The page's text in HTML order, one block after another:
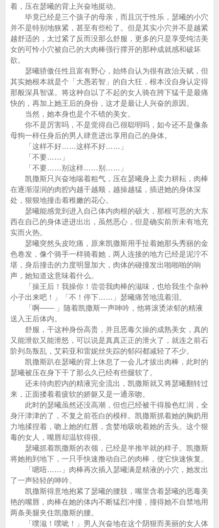
着，压在瑟曦的背上兴奋地挺动。
毕竟已经是三个孩子的母亲，而且沉于性乐，瑟曦的小穴
并不是特别地狭紧，甚至有些松了。但是其实小穴并不是越紧
越舒适的，太过紧了反而没那么舒服，更多的只是享受纯洁美
女的可怜小穴被自己的大肉棒强行撑开的那种成就感和破坏
欲。
瑟曦骄傲任性且富有野心，始终自认为很有政治天赋，但
其实她根本就是个「大愚若智」的自大狂，根本没自身认定得
那般深具智谋。将这种自以了不起的女人骑在胯下猛干是最痛
快的，再加上她王后的身份，这才是最让人兴奋的原因。
当然，她本身也是个不错的美女。
你不是厉害吗，不是觉得自己很聪明吗，如今还不是像条
母狗一样任身后的男人肆意进出享用自己的身体。
「这样不好……这样不好……」
「不要……」
「不要……别这样……别……」
凯撒斯只兴奋地喘着粗气，压在瑟曦身上卖力耕耘，肉棒
在逐渐湿润的肉腔内越干越顺，越操越猛，插进她的身体深
处，狠狠地撞击着稚嫩的花心。
瑟曦能感觉到进入自己体内肉根的硕大，那根可恶的大东
西在自己的身体进进出出，虽然恶心，但是确实前所未有地充
实而火热。
瑟曦突然头皮吃痛，原来凯撒斯用手扯着她那头秀丽的金
色卷发，像个骑手一样骑着她，两人连接的地方已经是泥泞不
堪，身后撞击的力度明显加大，肉体的碰撞发出啪啪啪的响
声，她知道这意味着什么。
「操王后！我操你！尝尝我肉棒的滋味，也给我生个杂种
小子出来吧！」「不！停下……」瑟曦痛苦地流着泪。
「啊—— 」随着凯撒斯一声呻吟，他将滚烫浓郁的精液
送入王后体内。
舒服，干这种身份高贵，并且恶毒欠操的成熟美女，真的
又能泄欲又能泄怒，可以说是真真正正的泄火了，就连之前石
阶列岛叛乱，艾莉亚和雷妮丝失踪的郁闷都减轻了不少。
凯撒斯趴在瑟曦的背上休息了一会儿才拔出肉棒，此时的
瑟曦被压在身下干了那么久已经有些腿软了。
还未待肉腔内的精液完全流出，凯撒斯就又将瑟曦翻转过
来，正面搂着着疲软的娇躯又是一通亲吻。
此时的瑟曦虽然还没高潮，但也已经被干得脸色红润，全
身汗津津的了，不复之前苍白的模样。凯撒斯抓着她的胸奶用
力地揉捏着，吻上她的红唇，贪婪地吸吮着她的舌头。这个狠
毒的女人，嘴唇却温软得很。
瑟曦抓着凯撒斯的衣领，已经是半推半就的样子。凯撒斯
将她抱到地下，一只手快速撸动自己的肉棒，使它快速恢复。
「嗯唔……」肉棒再次插入瑟曦满是精液的小穴，她发出
了一声轻轻的呻吟。
凯撒斯得意地抱紧了瑟曦的腰肢，嘴里含着瑟曦的恶毒美
艳的嘴唇，肉棒在她的体内不断猛烈冲撞，撞得她不自禁地用
两条美腿夹住凯撒斯的腰。
「噗滋！噗呲！」男人兴奋地在这个阴狠而美丽的女人体